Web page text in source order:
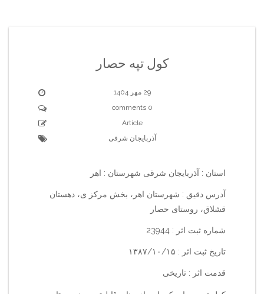
کول تپه حصار
29 مهر 1404
0 comments
Article
آذربایجان شرقی
استان : آذربایجان شرقی شهرستان : اهر
آدرس دقیق : شهرستان اهر، بخش مرکز ی، دهستان
قشلاق، روستای حصار
شماره ثبت اثر : 23944
تاریخ ثبت اثر : ۱۳۸۷/۱۰/۱۵
قدمت اثر : تاریخی